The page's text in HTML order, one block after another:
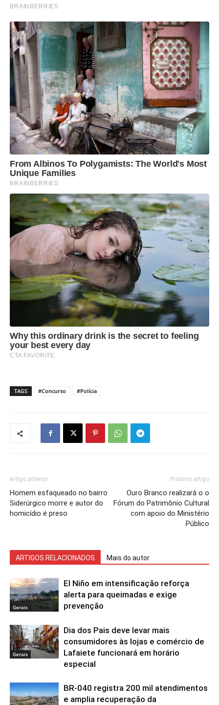
TAGS #Concurso #Polícia
Artigo anterior
Homem esfaqueado no bairro
Siderúrgico morre e autor do
homicídio é preso
Próximo artigo
Ouro Branco realizará o o
Fórum do Patrimônio Cultural
com apoio do Ministério
Público
ARTIGOS RELACIONADOS Mais do autor
Gerais
El Niño em intensificação reforça
alerta para queimadas e exige
prevenção
Gerais
Dia dos Pais deve levar mais
consumidores às lojas e comércio de
Lafaiete funcionará em horário
especial
BR-040 registra 200 mil atendimentos
e amplia recuperação da